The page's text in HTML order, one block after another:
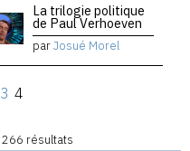
La trilogie politique
de Paul Verhoeven
parJosué Morel
3 4
266 résultats